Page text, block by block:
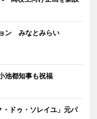
ン みなとみらい
池都知事も祝福
ドゥ・ソレイユ」元パ